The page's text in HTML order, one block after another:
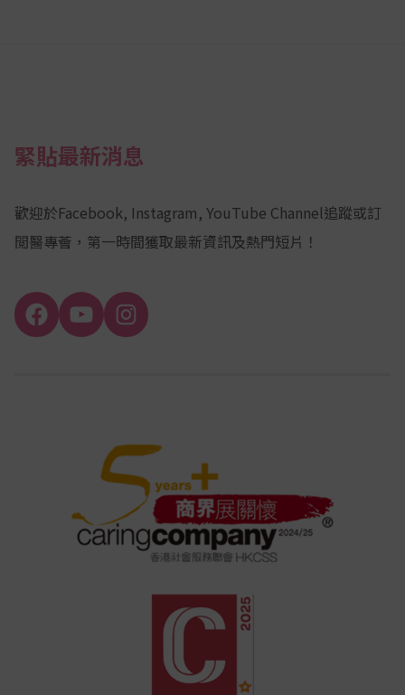
緊貼最新消息
歡迎於Facebook, Instagram, YouTube Channel追蹤或訂
閲醫專薈，第一時間獲取最新資訊及熱門短片！
Facebook
YouTube
Channel
Instagram